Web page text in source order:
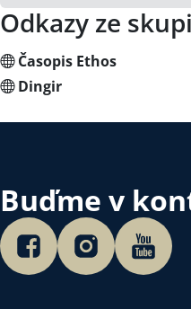
Odkazy ze
Časopis Ethos
Dingir
Buďme v